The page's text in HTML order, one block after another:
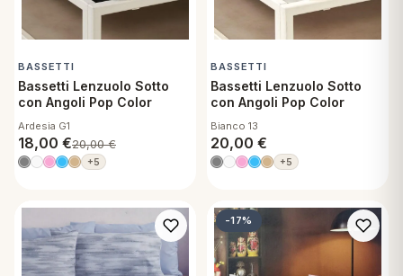
BASSETTI
Bassetti Lenzuolo Sotto
con Angoli Pop Color
Ardesia G1
18,00 €20,00€
+5
BASSETTI
Bassetti Lenzuolo Sotto
con Angoli Pop Color
Bianco 13
20,00 €
+5
-17%